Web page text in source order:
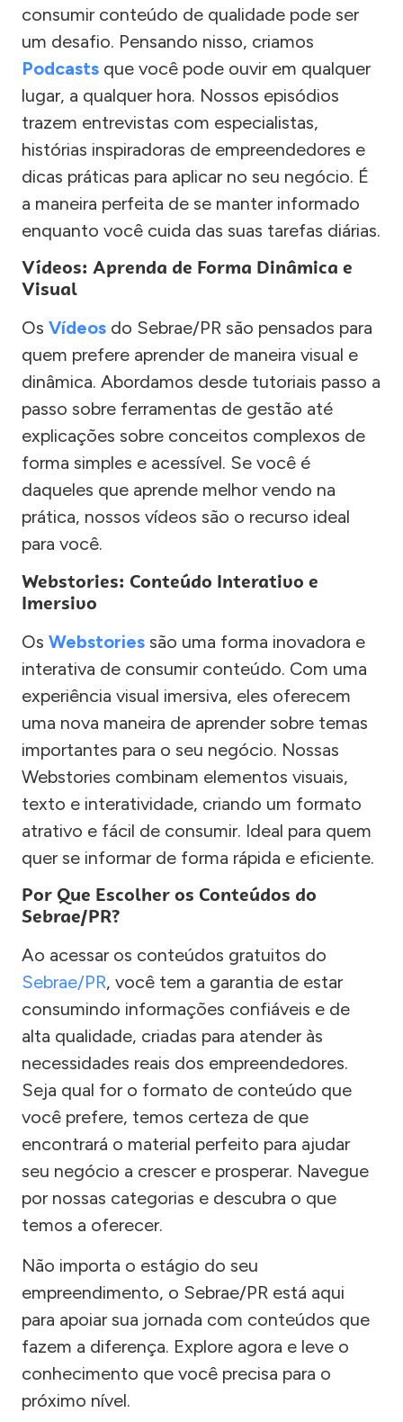
consumir conteúdo de qualidade pode ser
um desafio. Pensando nisso, criamos
Podcasts que você pode ouvir em qualquer
lugar, a qualquer hora. Nossos episódios
trazem entrevistas com especialistas,
histórias inspiradoras de empreendedores e
dicas práticas para aplicar no seu negócio. É
a maneira perfeita de se manter informado
enquanto você cuida das suas tarefas diárias.
Vídeos: Aprenda de Forma Dinâmica e
Visual
Os Vídeos do Sebrae/PR são pensados para
quem prefere aprender de maneira visual e
dinâmica. Abordamos desde tutoriais passo a
passo sobre ferramentas de gestão até
explicações sobre conceitos complexos de
forma simples e acessível. Se você é
daqueles que aprende melhor vendo na
prática, nossos vídeos são o recurso ideal
para você.
Webstories: Conteúdo Interativo e
Imersivo
Os Webstories são uma forma inovadora e
interativa de consumir conteúdo. Com uma
experiência visual imersiva, eles oferecem
uma nova maneira de aprender sobre temas
importantes para o seu negócio. Nossas
Webstories combinam elementos visuais,
texto e interatividade, criando um formato
atrativo e fácil de consumir. Ideal para quem
quer se informar de forma rápida e eficiente.
Por Que Escolher os Conteúdos do
Sebrae/PR?
Ao acessar os conteúdos gratuitos do
Sebrae/PR, você tem a garantia de estar
consumindo informações confiáveis e de
alta qualidade, criadas para atender às
necessidades reais dos empreendedores.
Seja qual for o formato de conteúdo que
você prefere, temos certeza de que
encontrará o material perfeito para ajudar
seu negócio a crescer e prosperar. Navegue
por nossas categorias e descubra o que
temos a oferecer.
Não importa o estágio do seu
empreendimento, o Sebrae/PR está aqui
para apoiar sua jornada com conteúdos que
fazem a diferença. Explore agora e leve o
conhecimento que você precisa para o
próximo nível.